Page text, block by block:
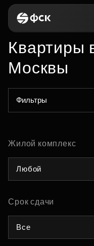
Квартиры
Москвы
Фильтры
Жилой комплекс
Любой
Срок сдачи
Все